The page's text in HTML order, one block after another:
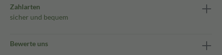
Zahlarten
sicher und bequem
Bewerte uns